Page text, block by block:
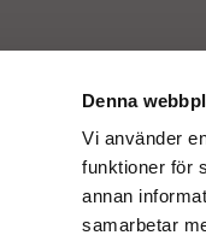
Denna
Vi använder
funktioner för
annan
samarbetar